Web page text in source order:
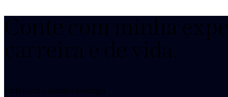
Conte com minha
carreira e de vida.
Entre em contato comigo